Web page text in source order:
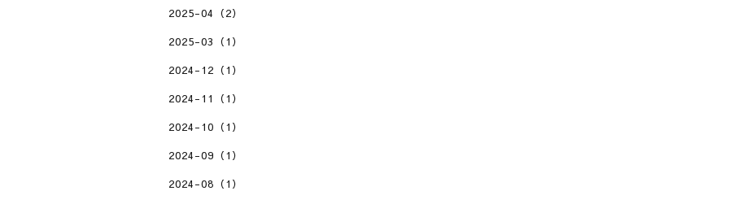
2025-04（2）
2025-03（1）
2024-12（1）
2024-11（1）
2024-10（1）
2024-09（1）
2024-08（1）